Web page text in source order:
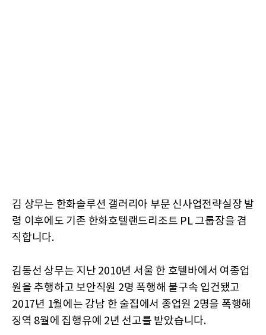
김 상무는 한화솔루션 갤러리아 부문 신사업전략실장 발
령 이후에도 기존 한화호텔랜드리조트 PL 그룹장을 겸
직합니다.
김동선 상무는 지난 2010년 서울 한 호텔바에서 여종업
원을 추행하고 보안직원 2명 폭행해 불구속 입건됐고
2017년 1월에는 강남 한 술집에서 종업원 2명을 폭행해
징역 8월에 집행유예 2년 선고를 받았습니다.